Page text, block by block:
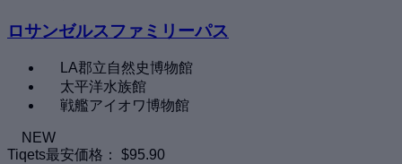
ロサンゼルスファミリーパス
LA郡立自然史博物館
太平洋水族館
戦艦アイオワ博物館
NEW
Tiqets最安価格：
$95.90